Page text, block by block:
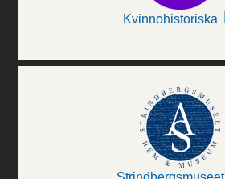
Kvinnohistoriska